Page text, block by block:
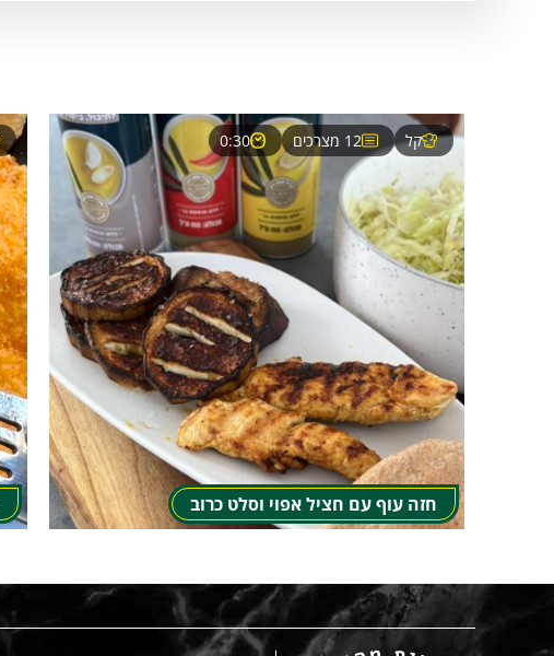
חזה עוף עם חציל אפוי וסלט כרוב
קל 12 מצרכים 0:30